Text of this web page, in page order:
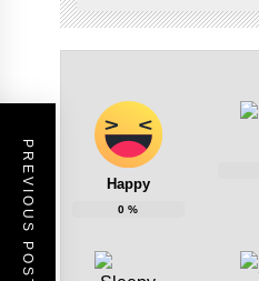
Happy
0 %
PREVIOUS POST